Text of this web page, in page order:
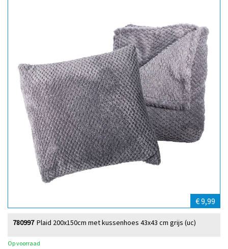
€ 9,99
Plaid 200x150cm met kussenhoes 43x43 cm grijs (uc)
780997
Op voorraad